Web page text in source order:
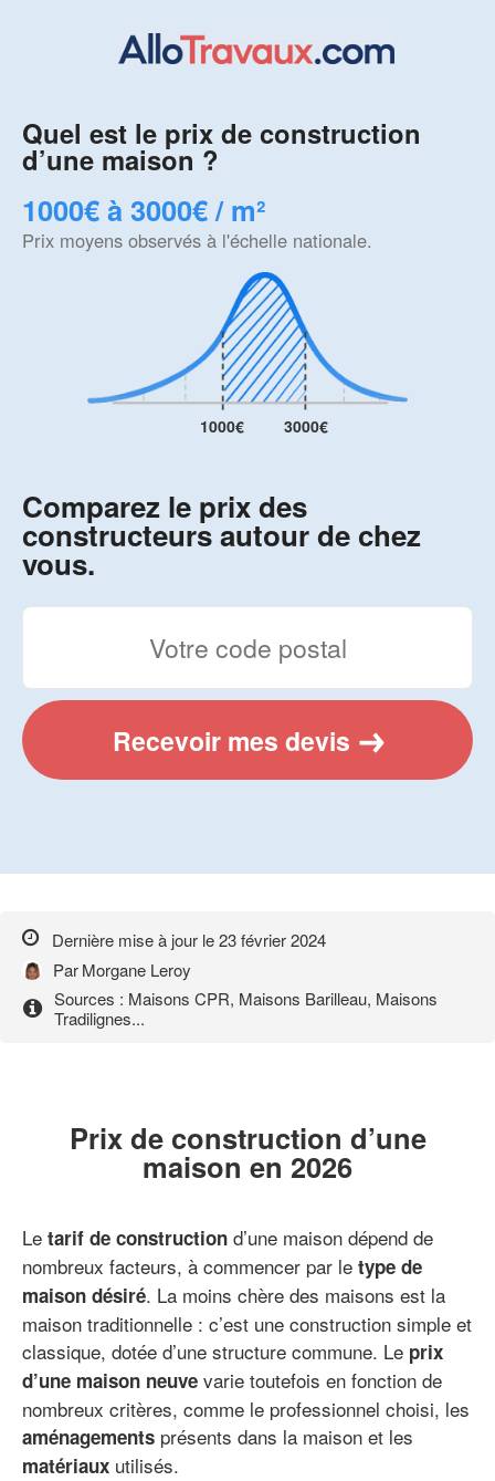
Quel est le prix de construction
d’une maison ?
1000€ à 3000€ / m²
Prix moyens observés à l'échelle nationale.
1000€ 3000€
Comparez le prix des
constructeurs autour de chez
vous.
Recevoir mes devis
Dernière mise à jour le23 février 2024
ParMorgane Leroy
Sources : Maisons CPR, Maisons Barilleau, Maisons
Tradilignes...
Prix de construction d’une
maison en 2026
Le tarif de construction d’une maison dépend de
nombreux facteurs, à commencer par le type de
maison désiré. La moins chère des maisons est la
maison traditionnelle : c’est une construction simple et
classique, dotée d’une structure commune. Le prix
d’une maison neuve varie toutefois en fonction de
nombreux critères, comme le professionnel choisi, les
aménagements présents dans la maison et les
matériaux utilisés.